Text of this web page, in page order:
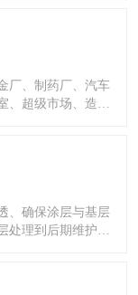
厂、制药厂、汽车
、超级市场、造纸
、确保涂层与基层
处理到后期维护，